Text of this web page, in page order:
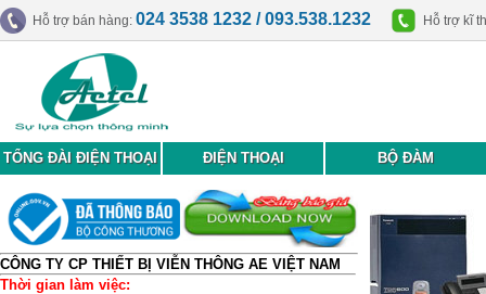
Hỗ trợ bán hàng: 024 3538 1232 / 093.538.1232 Hỗ trợ kĩ
TỔNG ĐÀI ĐIỆN THOẠI ĐIỆN THOẠI BỘ ĐÀM
CÔNG TY CP THIẾT BỊ VIỄN THÔNG AE VIỆT NAM
Thời gian làm việc: